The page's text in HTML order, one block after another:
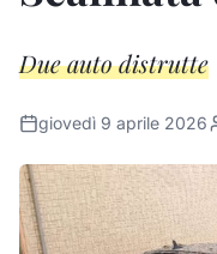
Due auto distrutte
giovedì 9 aprile 2026